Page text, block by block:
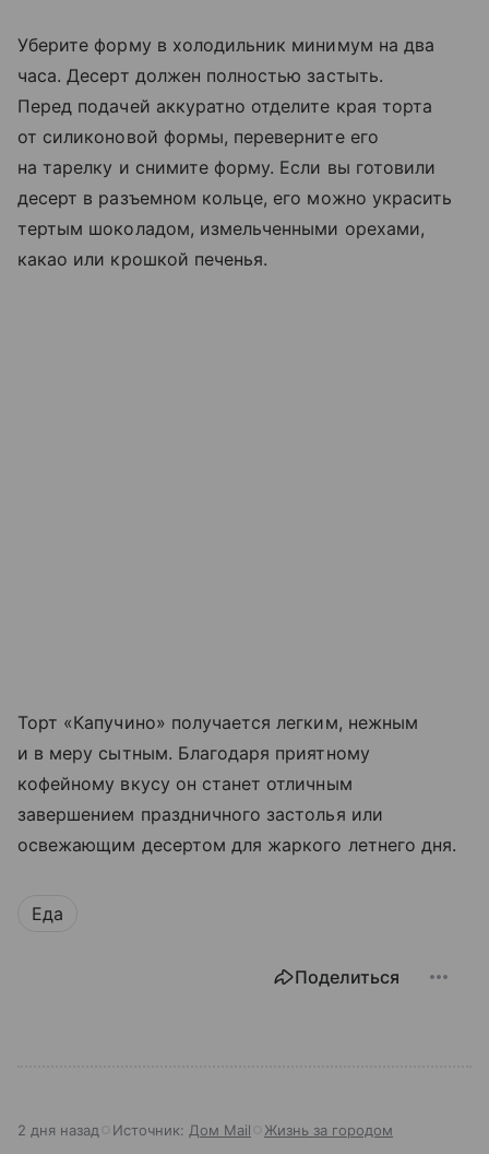
Уберите форму в холодильник минимум на два
часа. Десерт должен полностью застыть.
Перед подачей аккуратно отделите края торта
от силиконовой формы, переверните его
на тарелку и снимите форму. Если вы готовили
десерт в разъемном кольце, его можно украсить
тертым шоколадом, измельченными орехами,
какао или крошкой печенья.
Торт «Капучино» получается легким, нежным
и в меру сытным. Благодаря приятному
кофейному вкусу он станет отличным
завершением праздничного застолья или
освежающим десертом для жаркого летнего дня.
Еда
Поделиться
2 дня назад Источник: Дом Mail Жизнь за городом